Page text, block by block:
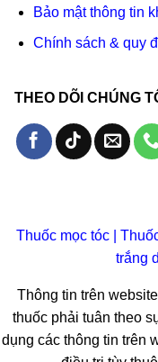
Bảo mật thông tin
Chính sách & quy
THEO DÕI CHÚNG
Thuốc mọc tóc
trắng
Thông tin trên
thuốc phải tuân theo
dụng các thông tin trên